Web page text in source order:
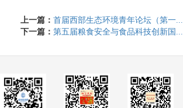
上一篇： 首届西部生态环境青年论坛（第一...
下一篇： 第五届粮食安全与食品科技创新国...